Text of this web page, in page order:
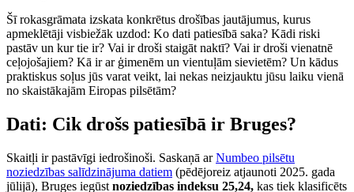
Šī rokasgrāmata izskata konkrētus drošības jautājumus, kurus
apmeklētāji visbiežāk uzdod: Ko dati patiesībā saka? Kādi riski
pastāv un kur tie ir? Vai ir droši staigāt naktī? Vai ir droši vienatnē
ceļojošajiem? Kā ir ar ģimenēm un vientuļām sievietēm? Un kādus
praktiskus soļus jūs varat veikt, lai nekas neizjauktu jūsu laiku vienā
no skaistākajām Eiropas pilsētām?
Dati: Cik drošs patiesībā ir Bruges?
Skaitļi ir pastāvīgi iedrošinoši. Saskaņā arNumbeo pilsētu
noziedzības salīdzinājuma datiem (pēdējoreiz atjaunoti 2025. gada
jūlijā), Bruges iegūst noziedzības indeksu 25,24, kas tiek klasificēts